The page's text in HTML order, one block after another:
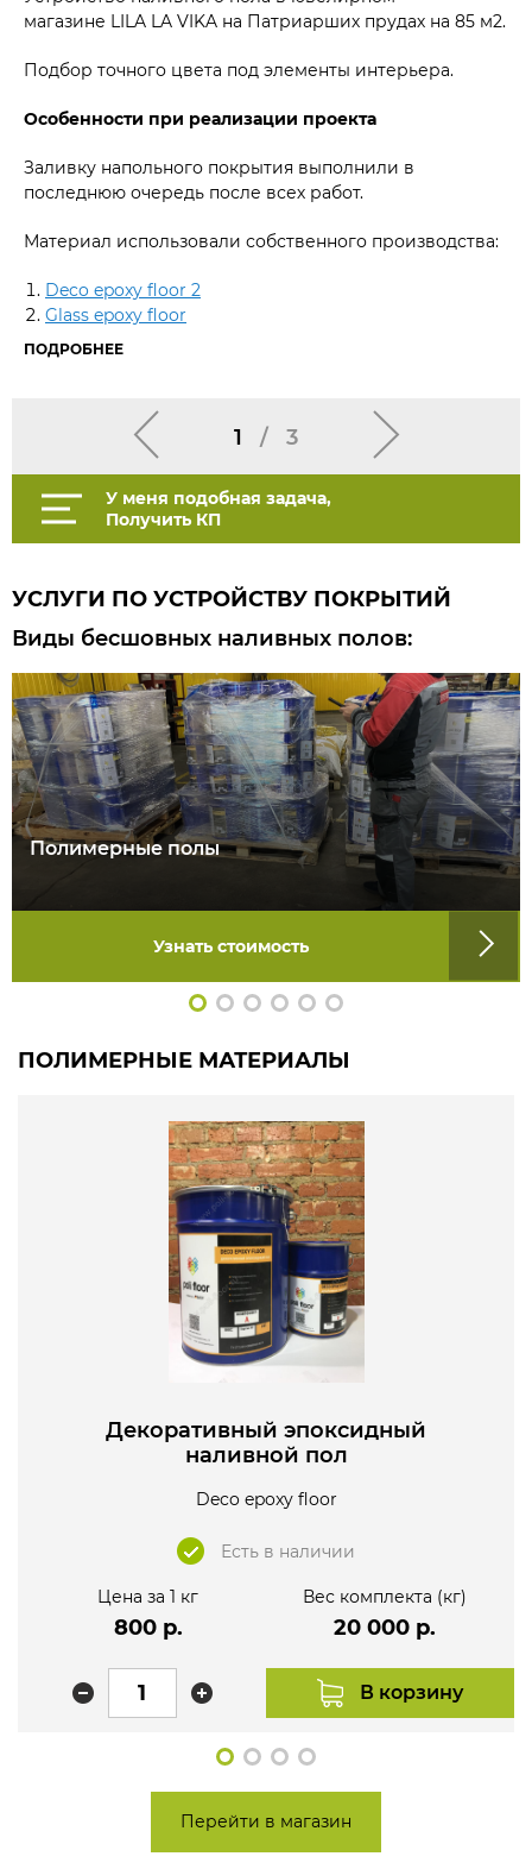
магазине LILA LA VIKA на Патриарших прудах на 85 м2.
Подбор точного цвета под элементы интерьера.
Особенности при реализации проекта
Заливку напольного покрытия выполнили в
последнюю очередь после всех работ.
Материал использовали собственного производства:
Deco epoxy floor 2
Glass epoxy floor
ПОДРОБНЕЕ
1 / 3
У меня подобная задача,
Получить КП
УСЛУГИ ПО УСТРОЙСТВУ ПОКРЫТИЙ
Виды бесшовных наливных полов:
Полимерные полы
Узнать стоимость
ПОЛИМЕРНЫЕ МАТЕРИАЛЫ
Декоративный эпоксидный
наливной пол
Deco epoxy floor
Есть в наличии
Цена за 1 кг
800 р.
Вес комплекта (кг)
20 000 р.
В корзину
Перейти в магазин